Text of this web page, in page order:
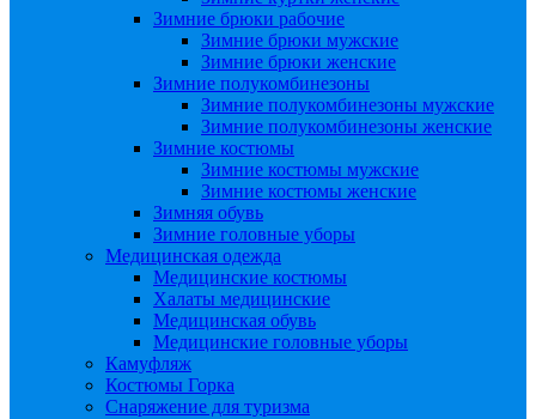
Зимние брюки рабочие
Зимние брюки мужские
Зимние брюки женские
Зимние полукомбинезоны
Зимние полукомбинезоны мужские
Зимние полукомбинезоны женские
Зимние костюмы
Зимние костюмы мужские
Зимние костюмы женские
Зимняя обувь
Зимние головные уборы
Медицинская одежда
Медицинские костюмы
Халаты медицинские
Медицинская обувь
Медицинские головные уборы
Камуфляж
Костюмы Горка
Снаряжение для туризма